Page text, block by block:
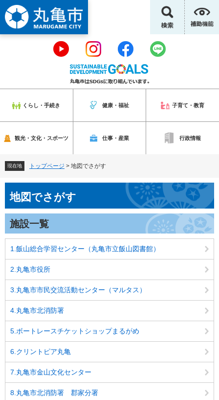
ー
ジ
の
。
ニ
ュ
ー
て
くらし・手続き 健康・福祉 子育て・教育
観光・文化・スポーツ 仕事・産業 行政情報
現在地 トップページ > 地図でさがす
文地図でさがす
施設一覧
1.飯山総合学習センター（丸亀市立飯山図書館）
2.丸亀市役所
3.丸亀市市民交流活動センター（マルタス）
4.丸亀市北消防署
5.ボートレースチケットショップまるがめ
6.クリントピア丸亀
7.丸亀市金山文化センター
8.丸亀市北消防署 郡家分署